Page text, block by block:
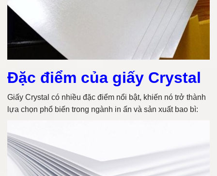
Đặc điểm của giấy Crystal
Giấy Crystal có nhiều đặc điểm nổi bật, khiến nó trở thành
lựa chọn phổ biến trong ngành in ấn và sản xuất bao bì: